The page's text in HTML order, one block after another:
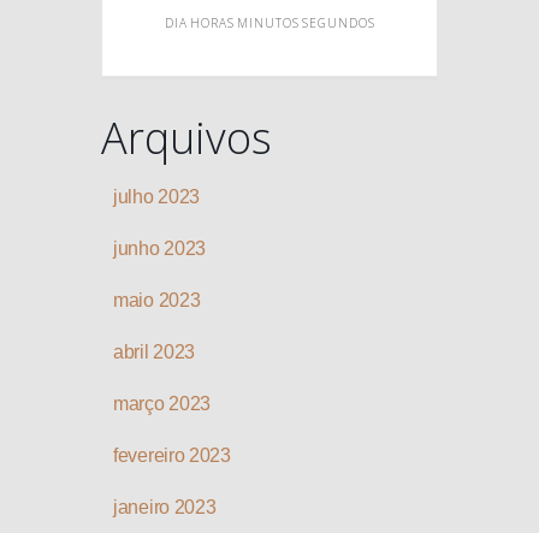
DIA HORAS MINUTOS SEGUNDOS
Arquivos
julho 2023
junho 2023
maio 2023
abril 2023
março 2023
fevereiro 2023
janeiro 2023